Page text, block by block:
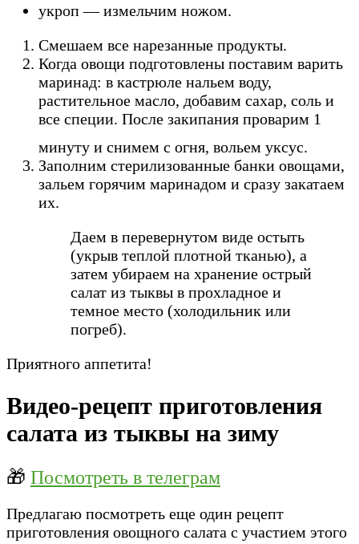
укроп — измельчим ножом.
Смешаем все нарезанные продукты.
Когда овощи подготовлены поставим варить
маринад: в кастрюле нальем воду,
растительное масло, добавим сахар, соль и
все специи. После закипания проварим 1
минуту и снимем с огня, вольем уксус.
Заполним стерилизованные банки овощами,
зальем горячим маринадом и сразу закатаем
их.
Даем в перевернутом виде остыть
(укрыв теплой плотной тканью), а
затем убираем на хранение острый
салат из тыквы в прохладное и
темное место (холодильник или
погреб).
Приятного аппетита!
Видео-рецепт приготовления
салата из тыквы на зиму
🎁 Посмотреть в телеграм
Предлагаю посмотреть еще один рецепт
приготовления овощного салата с участием этого